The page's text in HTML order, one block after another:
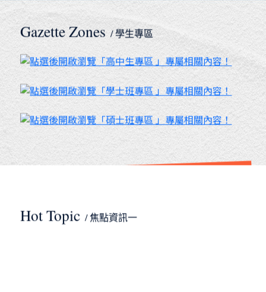
Gazette Zones / 學生專區
Hot Topic / 焦點資訊一